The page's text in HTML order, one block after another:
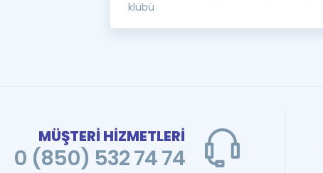
klübü
MÜŞTERİ HİZMETLERİ
0 (850) 532 74 74